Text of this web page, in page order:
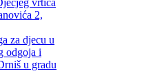
vrtića
2,
za djecu u
odgoja i
u gradu